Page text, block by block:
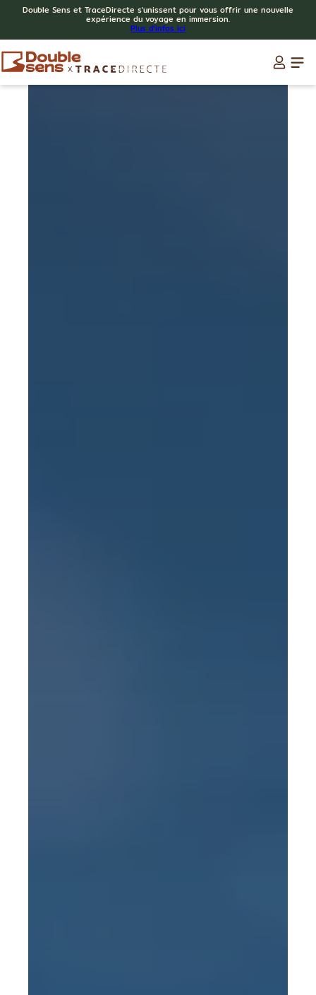
Double Sens et TraceDirecte s'unissent pour vous offrir une nouvelle
expérience du voyage en immersion.
Plus d'infos ici